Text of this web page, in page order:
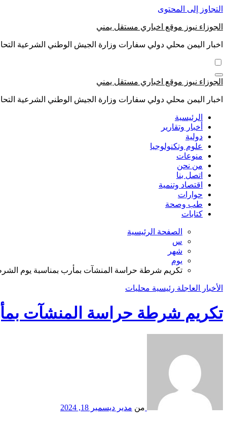
التجاوز إلى المحتوى
الجوزاء نيوز موقع اخباري مستقل يمني
اخبار اليمن محلي دولي سفارات وزارة الجيش الوطني الشرعية
الجوزاء نيوز موقع اخباري مستقل يمني
اخبار اليمن محلي دولي سفارات وزارة الجيش الوطني الشرعية
الرئيسية
أخبار وتقارير
دولية
علوم وتكنولوجيا
منوعات
من نحن
اتصل بنا
اقتصاد وتنمية
حوارات
طب وصحة
كتابات
الصفحة الرئيسية
س
شهر
يوم
تكريم شرطة حراسة المنشآت بمأرب بمناسبة يوم
الأخبار العاجلة رئيسية محليات
تكريم شرطة حراسة المنشآت
من مدير ديسمبر 18, 2024